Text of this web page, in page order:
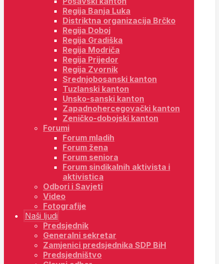
Regija Banja Luka
Distriktna organizacija Brčko
Regija Doboj
Regija Gradiška
Regija Modriča
Regija Prijedor
Regija Zvornik
Srednjobosanski kanton
Tuzlanski kanton
Unsko-sanski kanton
Zapadnohercegovački kanton
Zeničko-dobojski kanton
Forumi
Forum mladih
Forum žena
Forum seniora
Forum sindikalnih aktivista i
aktivistica
Odbori i Savjeti
Video
Fotografije
Naši ljudi
Predsjednik
Generalni sekretar
Zamjenici predsjednika SDP BiH
Predsjedništvo